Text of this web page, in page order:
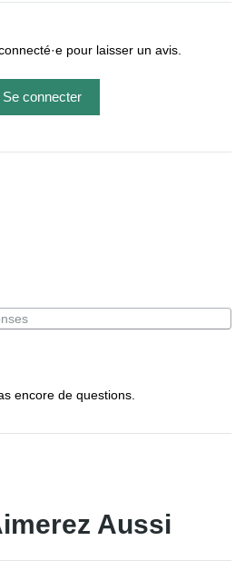
pour laisser un avis.
Se connecter
encore de questions.
Aussi